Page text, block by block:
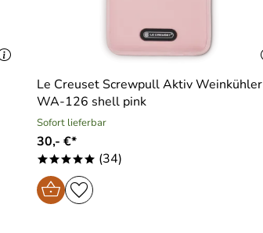
Le Creuset Screwpull Aktiv Weinkühler
WA-126 shell pink
Sofort lieferbar
30,- €*
***** (34)